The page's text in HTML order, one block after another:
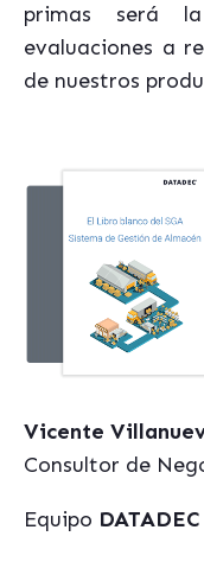
primas será
evaluaciones a
de nuestros
Vicente
Consultor de
Equipo DATADEC